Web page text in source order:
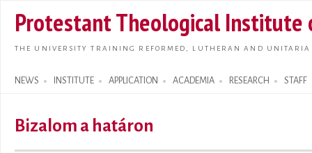
main
Protestant Theological Institute
THE UNIVERSITY TRAINING REFORMED, LUTHERAN AND
NEWS INSTITUTE APPLICATION ACADEMIA RESEARCH STAFF
Search form
Bizalom a határon